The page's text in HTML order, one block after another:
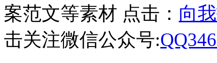
案范文等素材 点击： 向
击关注微信公众号: